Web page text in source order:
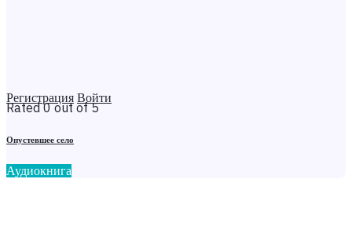
Регистрация Войти
Rated 0 out of 5
Опустевшее село
Аудиокнига